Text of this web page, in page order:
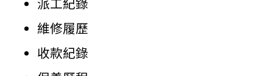
派工紀錄
維修履歷
收款紀錄